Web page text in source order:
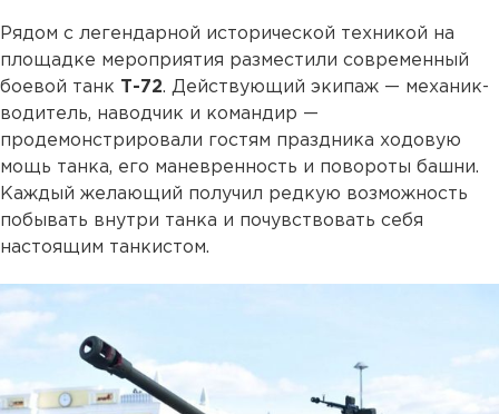
Рядом с легендарной исторической техникой на
площадке мероприятия разместили современный
боевой танк Т-72. Действующий экипаж — механик-
водитель, наводчик и командир —
продемонстрировали гостям праздника ходовую
мощь танка, его маневренность и повороты башни.
Каждый желающий получил редкую возможность
побывать внутри танка и почувствовать себя
настоящим танкистом.